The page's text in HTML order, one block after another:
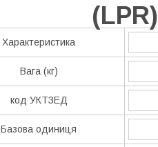
(LPR)
Характеристика
Вага (кг)
код УКТЗЕД
Базова одиниця